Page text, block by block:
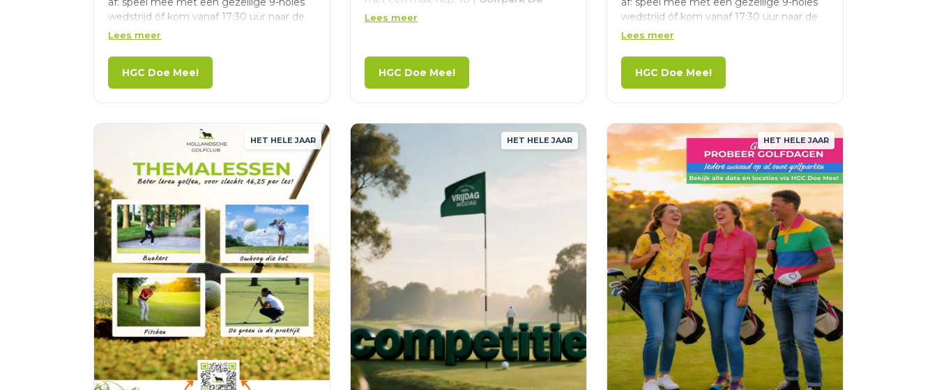
wedstrijd óf kom vanaf 17:30 uur naar de
borrel | Golfwedstrijd start vanaf 15:00 uur
trakteren iedereen op een drankje!
Lees meer
HGC Doe Mee!
Loonsche Duynen
Meer informatie én
aanmelden, klik
Lees meer
HGC Doe Mee!
wedstrijd óf kom vanaf 17:30 uur naar de
borrel | Golfwedstrijd start vanaf 15:00 uur
trakteren iedereen op een drankje!
Lees meer
HGC Doe Mee!
HET HELE JAAR HET HELE JAAR HET HELE JAAR